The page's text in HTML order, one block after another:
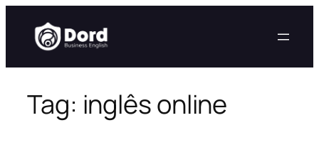
conteúdo
Tag: inglês online